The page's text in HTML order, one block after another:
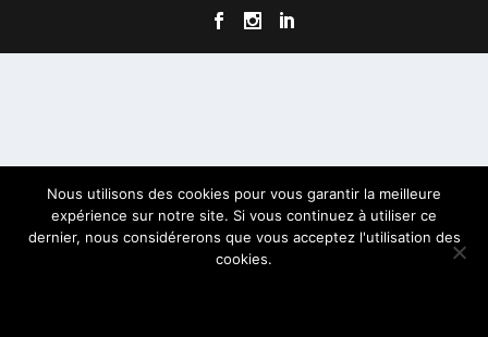
Nous utilisons des cookies pour vous garantir la meilleure
expérience sur notre site. Si vous continuez à utiliser ce
dernier, nous considérerons que vous acceptez l'utilisation des
cookies.